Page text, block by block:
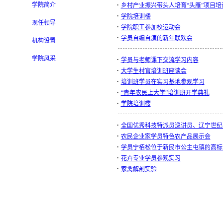
学院简介
现任领导
机构设置
学院风采
· 乡村产业振兴带头人培育“头雁”项目
· 学院培训楼
· 学院职工参加校运动会
· 学员自编自演的新年联欢会
· 学员与老师课下交流学习内容
· 大学生村官培训班座谈会
· 培训班学员在实习基地参观学习
· “青年农民上大学”培训班开学典礼
· 学院培训楼
· 全国优秀科技特派员巡讲员、辽宁世
· 农民企业家学员特色农产品展示会
· 学员宁栢松位于新民市公主屯镇的高
· 花卉专业学员参观实习
· 家禽解剖实验